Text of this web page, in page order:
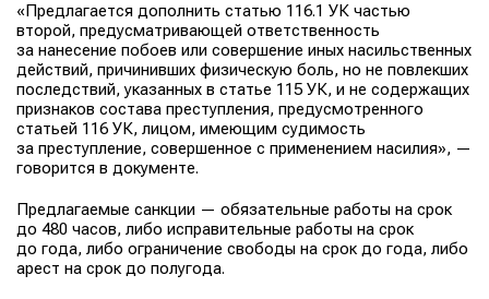
«Предлагается дополнить статью 116.1 УК частью
второй, предусматривающей ответственность
за нанесение побоев или совершение иных насильственных
действий, причинивших физическую боль, но не повлекших
последствий, указанных в статье 115 УК, и не содержащих
признаков состава преступления, предусмотренного
статьей 116 УК, лицом, имеющим судимость
за преступление, совершенное с применением насилия», —
говорится в документе.
Предлагаемые санкции — обязательные работы на срок
до 480 часов, либо исправительные работы на срок
до года, либо ограничение свободы на срок до года, либо
арест на срок до полугода.